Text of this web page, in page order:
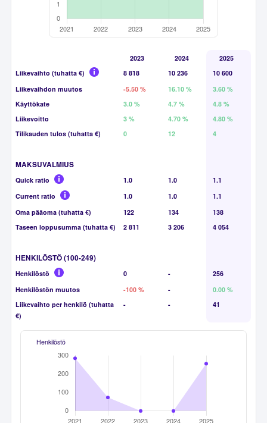
2023 2024
2025
Liikevaihto (tuhatta €)
8 818 10 236
10 600
Liikevaihdon muutos
-5.50 % 16.10 %
3.60 %
Käyttökate
3.0 % 4.7 %
4.8 %
Liikevoitto
3 % 4.70 %
4.80 %
Tilikauden tulos (tuhatta €)
0 12 4
MAKSUVALMIUS
Quick ratio 1.0 1.0
1.1
Current ratio
1.0 1.0
1.1
Oma pääoma (tuhatta €)
122 134
138
Taseen loppusumma (tuhatta €)
2 811 3 206 4 054
HENKILÖSTÖ (100-249)
Henkilöstö 0 -
256
Henkilöstön muutos
-100 % -
0.00 %
Liikevaihto per henkilö (tuhatta
€)
- - 41
Henkilöstö